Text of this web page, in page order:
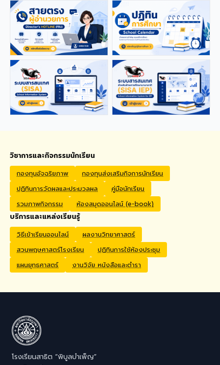
applications from qualified
foreign educators for
teaching positions
covering Kindergarten,
Primary, and High School
levels. Benefits Monthly
Salary: 30,000 – 40,000
THB Housing Allowance:
6,500 THB Full assistance
with Visa and Work Permit
extensions Private Health
Insurance cover
Studies, PE, Arts, or a
Speakers or Non-Native
English Speakers with a
verified TOEIC score of at
least 785. Prior teaching
experience is preferred.
Application Process
Interested candidates
should submit their CV,
passport copy, degree
certificates, relevant
transcripts/documents,
introduction via email to
วิชาการและกิจกรรมนักเรียน
กองทุนอัจฉริยภาพ
กองทุนส่งเสริมกิจการนักเรียน
ปฏิทินการวัดผลและประมวลผล
คู่มือนักเรียน
รวมภาพกิจกรรม
ห้องสมุดออนไลน์ (e-book)
บริการและแหล่งเรียนรู้
วิธีเข้าเรียนออนไลน์
ผลงานวิทยาศาสตร์
สวนพฤษศาสตร์โรงเรียน
ปฏิทินการใช้ห้องประชุม
แผนยุทธศาสตร์
งานวิจัย หนังสือและตำรา
โรงเรียนสาธิต “พิบูลบำเพ็ญ”